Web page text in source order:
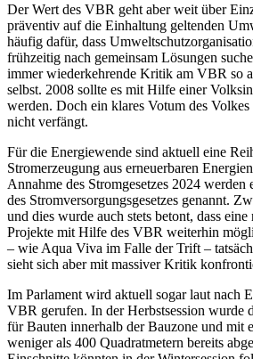
Der Wert des VBR geht aber weit über
präventiv auf die Einhaltung geltenden
häufig dafür, dass
frühzeitig nach gemeinsam Lösungen
immer wiederkehrende Kritik am VBR so
selbst. 2008 sollte es mit Hilfe einer
werden. Doch ein klares Votum des
nicht verfängt.
Für die Energiewende sind aktuell eine
Stromerzeugung aus erneuerbaren
Annahme des Stromgesetzes 2024
des Stromversorgungsgesetzes genannt.
und dies wurde auch stets betont, dass
Projekte mit Hilfe des VBR weiterhin
– wie Aqua Viva im Falle der Trift –
sieht sich aber mit massiver Kritik
Im Parlament wird aktuell sogar laut nach
VBR gerufen. In der Herbstsession wurde
für Bauten innerhalb der Bauzone und mit
weniger als 400 Quadratmetern bereits